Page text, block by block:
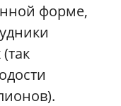
форме,